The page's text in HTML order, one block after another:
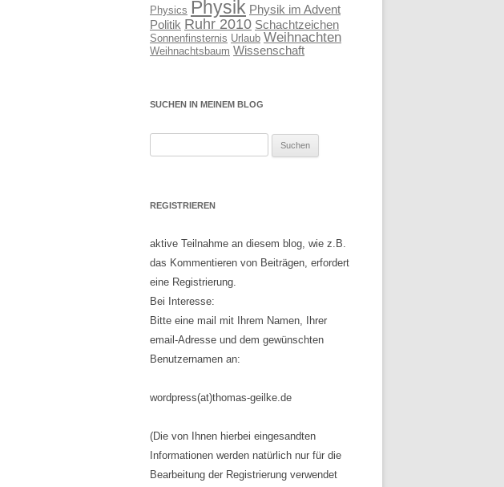
Physics Physik Physik im Advent
Politik Ruhr 2010 Schachtzeichen
Sonnenfinsternis Urlaub Weihnachten
Weihnachtsbaum Wissenschaft
SUCHEN IN MEINEM BLOG
REGISTRIEREN
aktive Teilnahme an diesem blog, wie z.B.
das Kommentieren von Beiträgen, erfordert
eine Registrierung.
Bei Interesse:
Bitte eine mail mit Ihrem Namen, Ihrer
email-Adresse und dem gewünschten
Benutzernamen an:
wordpress(at)thomas-geilke.de
(Die von Ihnen hierbei eingesandten
Informationen werden natürlich nur für die
Bearbeitung der Registrierung verwendet